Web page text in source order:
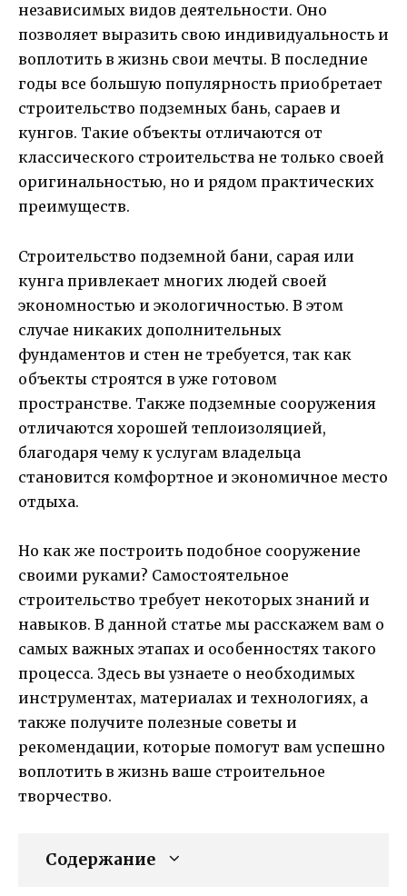
независимых видов деятельности. Оно
позволяет выразить свою индивидуальность и
воплотить в жизнь свои мечты. В последние
годы все большую популярность приобретает
строительство подземных бань, сараев и
кунгов. Такие объекты отличаются от
классического строительства не только своей
оригинальностью, но и рядом практических
преимуществ.
Строительство подземной бани, сарая или
кунга привлекает многих людей своей
экономностью и экологичностью. В этом
случае никаких дополнительных
фундаментов и стен не требуется, так как
объекты строятся в уже готовом
пространстве. Также подземные сооружения
отличаются хорошей теплоизоляцией,
благодаря чему к услугам владельца
становится комфортное и экономичное место
отдыха.
Но как же построить подобное сооружение
своими руками? Самостоятельное
строительство требует некоторых знаний и
навыков. В данной статье мы расскажем вам о
самых важных этапах и особенностях такого
процесса. Здесь вы узнаете о необходимых
инструментах, материалах и технологиях, а
также получите полезные советы и
рекомендации, которые помогут вам успешно
воплотить в жизнь ваше строительное
творчество.
Содержание